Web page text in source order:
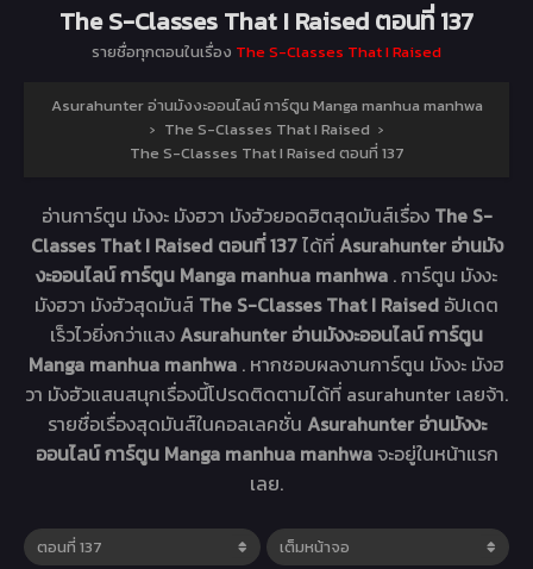
The S-Classes That I Raised ตอนที่ 137
รายชื่อทุกตอนในเรื่อง The S-Classes That I Raised
Asurahunter อ่านมังงะออนไลน์ การ์ตูน Manga manhua manhwa
› The S-Classes That I Raised ›
The S-Classes That I Raised ตอนที่ 137
อ่านการ์ตูน มังงะ มังฮวา มังฮัวยอดฮิตสุดมันส์เรื่อง The S-
Classes That I Raised ตอนที่ 137ได้ที่Asurahunter อ่านมัง
งะออนไลน์ การ์ตูน Manga manhua manhwa . การ์ตูน มังงะ
มังฮวา มังฮัวสุดมันส์ The S-Classes That I Raised อัปเดต
เร็วไวยิ่งกว่าแสงAsurahunter อ่านมังงะออนไลน์ การ์ตูน
Manga manhua manhwa . หากชอบผลงานการ์ตูน มังงะ มังฮ
วา มังฮัวแสนสนุกเรื่องนี้โปรดติดตามได้ที่ asurahunter เลยจ้า.
รายชื่อเรื่องสุดมันส์ในคอลเลคชั่น Asurahunter อ่านมังงะ
ออนไลน์ การ์ตูน Manga manhua manhwa จะอยู่ในหน้าแรก
เลย.